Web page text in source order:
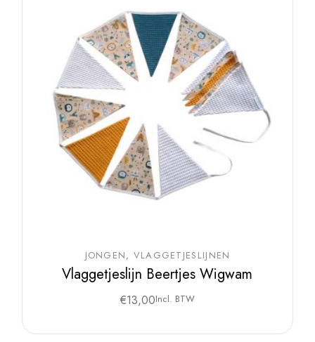
JONGEN VLAGGETJESLIJNEN
Vlaggetjeslijn Beertjes Wigwam
€13,00Incl. BTW